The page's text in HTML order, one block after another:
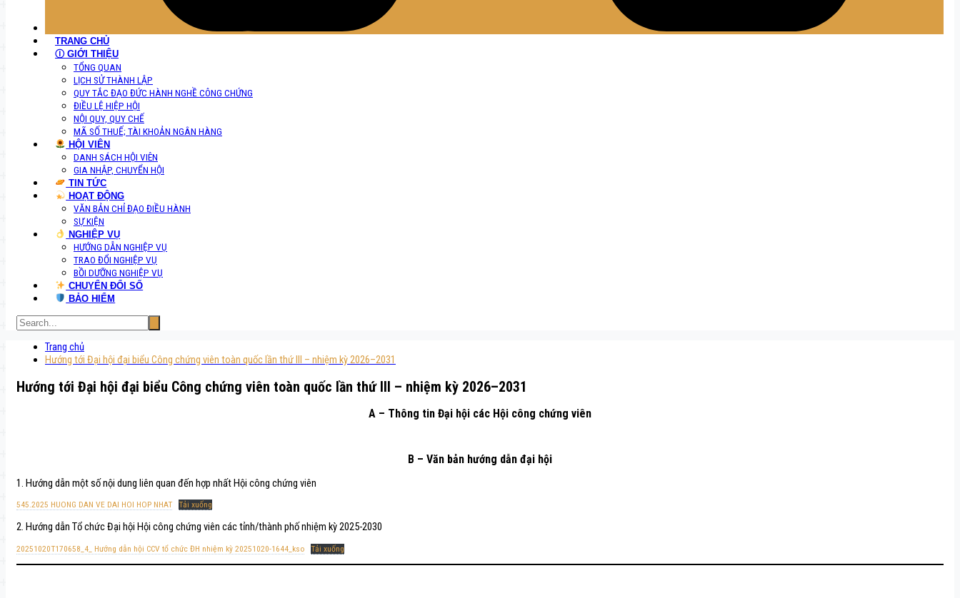
TRANG CHỦ
Ⓘ GIỚI THIỆU
TỔNG QUAN
LỊCH SỬ THÀNH LẬP
QUY TẮC ĐẠO ĐỨC HÀNH NGHỀ CÔNG CHỨNG
ĐIỀU LỆ HIỆP HỘI
NỘI QUY, QUY CHẾ
MÃ SỐ THUẾ; TÀI KHOẢN NGÂN HÀNG
HỘI VIÊN
DANH SÁCH HỘI VIÊN
GIA NHẬP, CHUYỂN HỘI
TIN TỨC
HOẠT ĐỘNG
VĂN BẢN CHỈ ĐẠO ĐIỀU HÀNH
SỰ KIỆN
NGHIỆP VỤ
HƯỚNG DẪN NGHIỆP VỤ
TRAO ĐỔI NGHIỆP VỤ
BỒI DƯỠNG NGHIỆP VỤ
CHUYỂN ĐỔI SỐ
BẢO HIỂM
Trang chủ
Hướng tới Đại hội đại biểu Công chứng viên toàn quốc lần thứ III – nhiệm kỳ 2026–2031
Hướng tới Đại hội đại biểu Công chứng viên toàn quốc lần thứ III – nhiệm kỳ 2026–2031
A – Thông tin Đại hội các Hội công chứng viên
B – Văn bản hướng dẫn đại hội
1. Hướng dẫn một số nội dung liên quan đến hợp nhất Hội công chứng viên
545.2025 HUONG DAN VE DAI HOI HOP NHAT Tải xuống
2. Hướng dẫn Tổ chức Đại hội Hội công chứng viên các tỉnh/thành phố nhiệm kỳ 2025-2030
20251020T170658_4_ Hướng dẫn hội CCV tổ chức ĐH nhiệm kỳ 20251020-1644_kso Tải xuống